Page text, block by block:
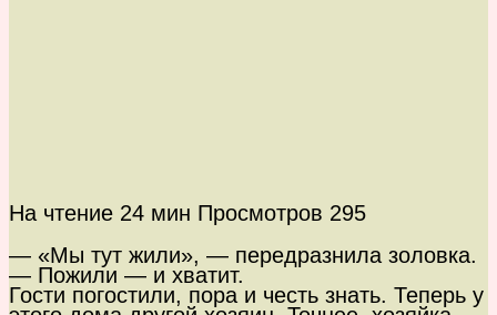
На чтение 24 мин Просмотров 295
— «Мы тут жили», — передразнила золовка.
— Пожили — и хватит.
Гости погостили, пора и честь знать. Теперь у